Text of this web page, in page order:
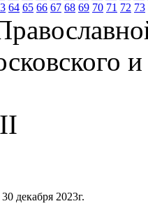
64 65 66 67 68 69 70 71 72 73
30 декабря 2023г.